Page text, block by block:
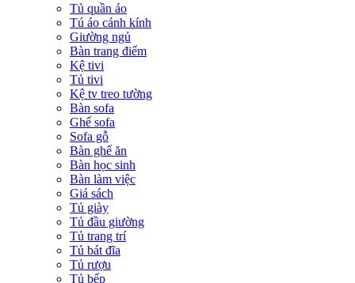
Tủ quần áo
Tú áo cánh kính
Giường ngủ
Bàn trang điểm
Kệ tivi
Tủ tivi
Kệ tv treo tường
Bàn sofa
Ghế sofa
Sofa gỗ
Bàn ghế ăn
Bàn học sinh
Bàn làm việc
Giá sách
Tủ giày
Tủ đầu giường
Tủ trang trí
Tủ bát đĩa
Tủ rượu
Tủ bếp